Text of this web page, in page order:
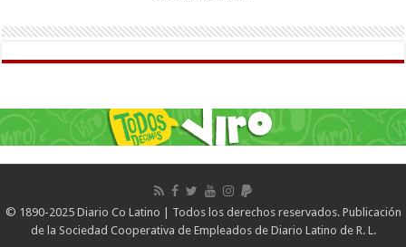
© 1890-2025 Diario Co Latino | Todos los derechos reservados. Publicación
de la Sociedad Cooperativa de Empleados de Diario Latino de R. L.